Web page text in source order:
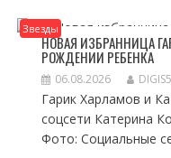
Звезды
НОВАЯ ИЗБРАННИЦА
РОЖДЕНИИ РЕБЕНКА
06.08.2026
Гарик Харламов и
соцсети Катерина
Фото: Социальные